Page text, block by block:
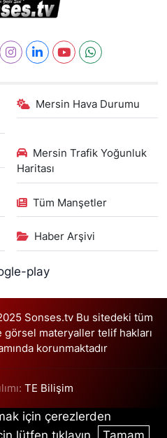
Mersin Hava Durumu
Mersin Trafik Yoğunluk
Haritası
Tüm Manşetler
Haber Arşivi
Sonses.tv Bu sitedeki tüm
görsel materyaller telif hakları
korunmaktadır
TE Bilişim
için çerezlerden
lütfen tıklayın.
Tamam